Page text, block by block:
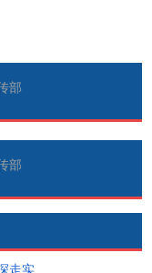
部
部
走实